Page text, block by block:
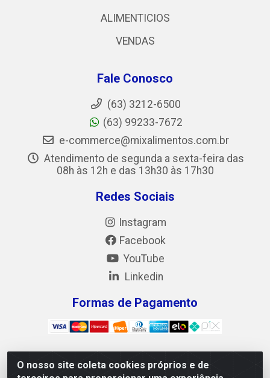
O nosso site coleta cookies próprios e de
ALIMENTICIOS
VENDAS
Fale Conosco
(63) 3212-6500
(63) 99233-7672
e-commerce@mixalimentos.com.br
Atendimento de segunda a sexta-feira das
08h às 12h e das 13h30 às 17h30
Redes Sociais
Instagram
Facebook
YouTube
Linkedin
Formas de Pagamento
Mix Alimentos LTDA - Quadra Asr Ne 55 (412 Norte),